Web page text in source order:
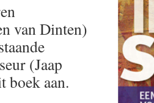
van Dinten)
(Jaap
boek aan.